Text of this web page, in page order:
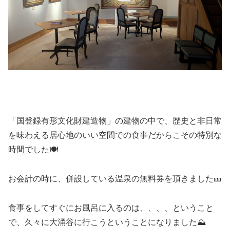
「国登録有形文化財建造物」の建物の中で、歴史と非日常
を味わえる居心地のいい空間での食事だからこその特別な
時間でした🍽
お会計の時に、併設している温泉の無料券を頂きました🎫
食事をしてすぐにお風呂に入るのは、、、、ということ
で、久々に大涌谷に行こうということになりました⛰